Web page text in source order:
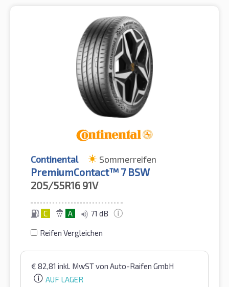
Continental Sommerreifen
PremiumContact™ 7 BSW
205/55R16 91V
C A 71 dB
Reifen Vergleichen
€ 82,81 inkl. MwSTvon Auto-Raifen GmbH
AUF LAGER